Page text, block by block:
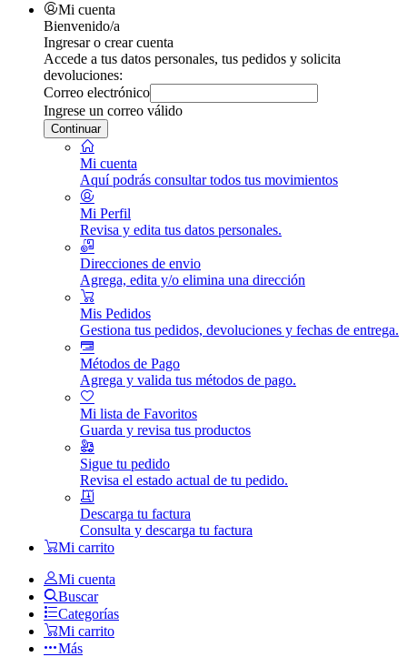
Mi cuenta
Bienvenido/a
Ingresar o crear cuenta
Accede a tus datos personales, tus pedidos y solicita
devoluciones:
Correo electrónico
Ingrese un correo válido
Continuar
Mi cuenta
Aquí podrás consultar todos tus movimientos
Mi Perfil
Revisa y edita tus datos personales.
Direcciones de envio
Agrega, edita y/o elimina una dirección
Mis Pedidos
Gestiona tus pedidos, devoluciones y fechas de entrega.
Métodos de Pago
Agrega y valida tus métodos de pago.
Mi lista de Favoritos
Guarda y revisa tus productos
Sigue tu pedido
Revisa el estado actual de tu pedido.
Descarga tu factura
Consulta y descarga tu factura
Mi carrito
Mi cuenta
Buscar
Categorías
Mi carrito
Más